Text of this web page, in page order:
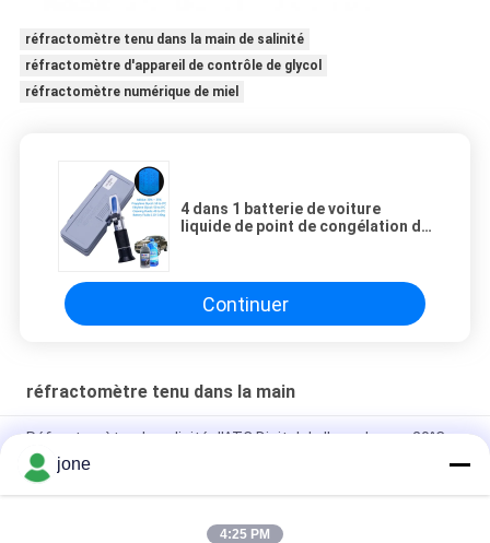
réfractomètre tenu dans la main de salinité
réfractomètre d'appareil de contrôle de glycol
réfractomètre numérique de miel
4 dans 1 batterie de voiture
liquide de point de congélation de
Continuer
réfractomètre tenu dans la main
Réfractomètre de salinité d'ATC Digital de l'eau de mer 20°C
de la CE
cadeau 100ppt emballant 2 dans 1 réfractomètre de salinité
jone
4:25 PM